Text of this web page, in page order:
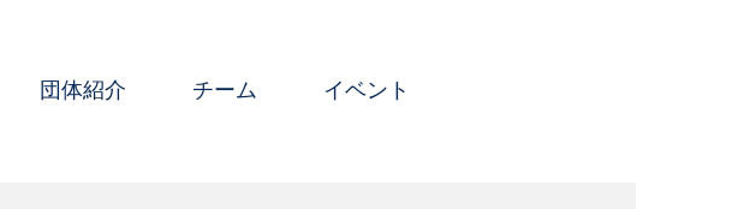
団体紹介 チーム イベント